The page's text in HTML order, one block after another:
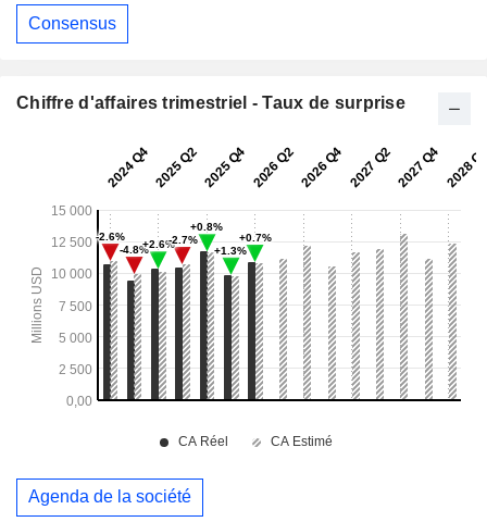
Consensus
Chiffre d'affaires trimestriel - Taux de surprise
Agenda de la société